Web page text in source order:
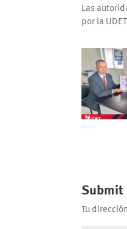
Las
por la
Submit
Tu